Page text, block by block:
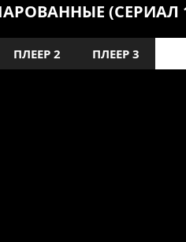
(СЕРИАЛ
ПЛЕЕР 2 ПЛЕЕР 3